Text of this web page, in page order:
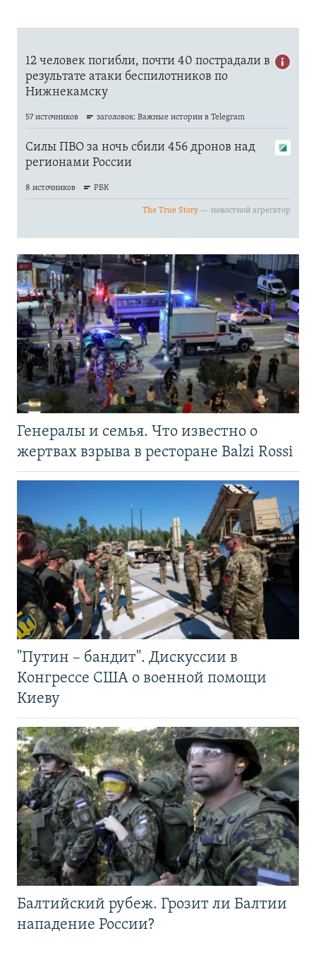
Генералы и семья. Что известно о
жертвах взрыва в ресторане Balzi Rossi
"Путин – бандит". Дискуссии в
Конгрессе США о военной помощи
Киеву
Балтийский рубеж. Грозит ли Балтии
нападение России?